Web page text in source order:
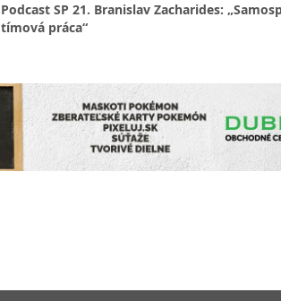
Podcast SP 21. Branislav Zacharides:
tímová práca“